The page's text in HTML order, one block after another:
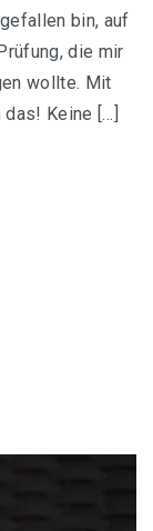
bin, auf
die mir
wollte. Mit
Keine […]